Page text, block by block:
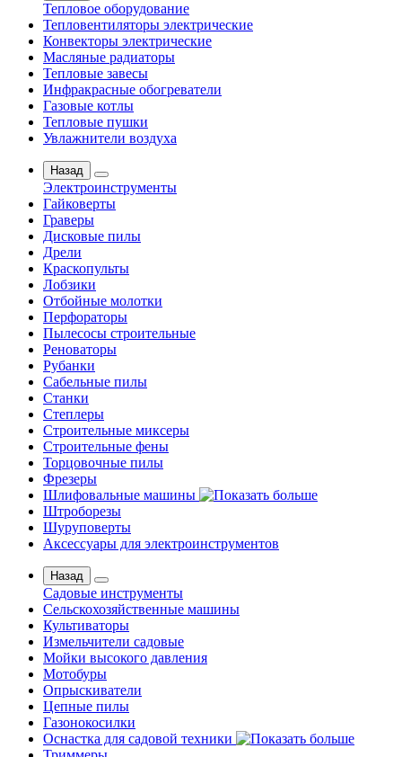
Тепловое оборудование
Тепловентиляторы электрические
Конвекторы электрические
Масляные радиаторы
Тепловые завесы
Инфракрасные обогреватели
Газовые котлы
Тепловые пушки
Увлажнители воздуха
Назад
Электроинструменты
Гайковерты
Граверы
Дисковые пилы
Дрели
Краскопульты
Лобзики
Отбойные молотки
Перфораторы
Пылесосы строительные
Реноваторы
Рубанки
Сабельные пилы
Станки
Степлеры
Строительные миксеры
Строительные фены
Торцовочные пилы
Фрезеры
Шлифовальные машины
Штроборезы
Шуруповерты
Аксессуары для электроинструментов
Назад
Садовые инструменты
Сельскохозяйственные машины
Культиваторы
Измельчители садовые
Мойки высокого давления
Мотобуры
Опрыскиватели
Цепные пилы
Газонокосилки
Оснастка для садовой техники